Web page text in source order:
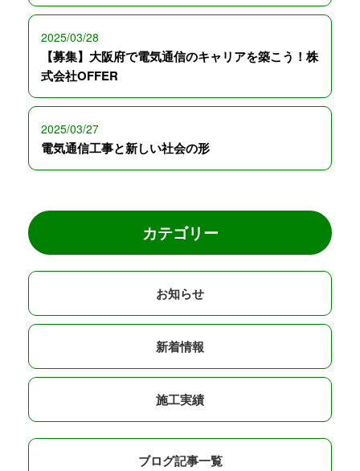
2025/03/28
【募集】大阪府で電気通信のキャリアを築こう！株
式会社OFFER
2025/03/27
電気通信工事と新しい社会の形
カテゴリー
お知らせ
新着情報
施工実績
ブログ記事一覧